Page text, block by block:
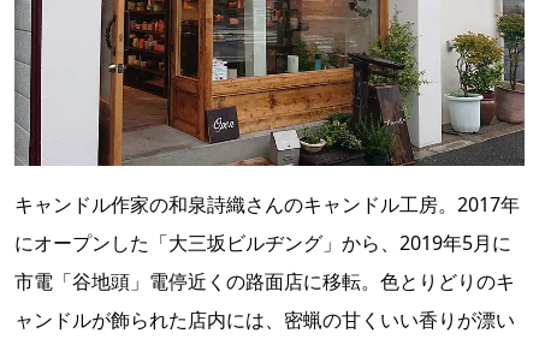
キャンドル作家の和泉詩織さんのキャンドル工房。2017年
にオープンした「大三坂ビルヂング」から、2019年5月に
市電「谷地頭」電停近くの路面店に移転。色とりどりのキ
ャンドルが飾られた店内には、密蝋の甘くいい香りが漂い